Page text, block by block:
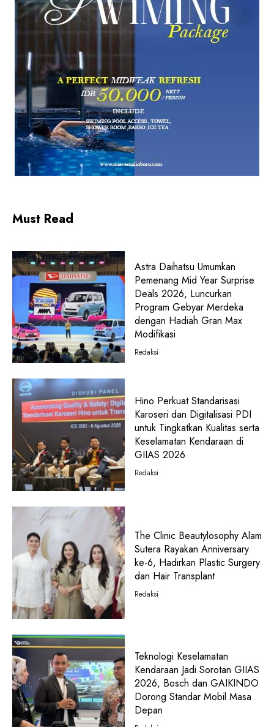
Must Read
Astra Daihatsu Umumkan
Pemenang Mid Year Surprise
Deals 2026, Luncurkan
Program Gebyar Merdeka
dengan Hadiah Gran Max
Modifikasi
Redaksi
Hino Perkuat Standarisasi
Karoseri dan Digitalisasi PDI
untuk Tingkatkan Kualitas serta
Keselamatan Kendaraan di
GIIAS 2026
Redaksi
The Clinic Beautylosophy Alam
Sutera Rayakan Anniversary
ke-6, Hadirkan Plastic Surgery
dan Hair Transplant
Redaksi
Teknologi Keselamatan
Kendaraan Jadi Sorotan GIIAS
2026, Bosch dan GAIKINDO
Dorong Standar Mobil Masa
Depan